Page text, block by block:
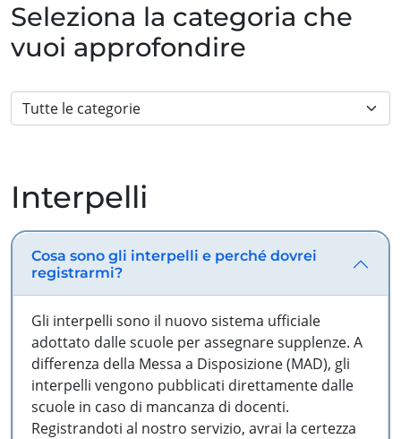
Seleziona la categoria che
vuoi approfondire
Interpelli
Cosa sono gli interpelli e perché dovrei
registrarmi?
Gli interpelli sono il nuovo sistema ufficiale
adottato dalle scuole per assegnare supplenze. A
differenza della Messa a Disposizione (MAD), gli
interpelli vengono pubblicati direttamente dalle
scuole in caso di mancanza di docenti.
Registrandoti al nostro servizio, avrai la certezza